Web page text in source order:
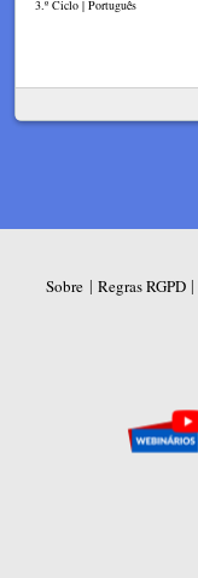
3.º Ciclo | Português
Sobre | Regras RGPD|